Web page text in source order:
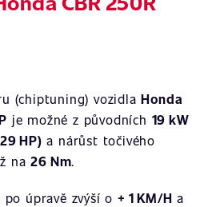
(chiptuning) vozidlaHonda
je možné z původních 19 kW
HP) a nárůst točivého
na26 Nm.
úpravě zvýší o + 1 KM/H a